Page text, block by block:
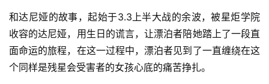
和达尼娅的故事，起始于3.3上半大战的余波，被星炬学院
收容的达尼娅，用生日的谎言，让漂泊者陪她踏上了一段直
面命运的旅程，在这一过程中，漂泊者见到了一直缠绕在这
个同样是残星会受害者的女孩心底的痛苦挣扎。